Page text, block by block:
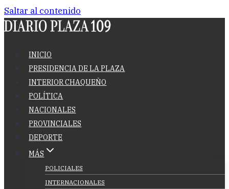
Saltar al contenido
INICIO
PRESIDENCIA DE LA PLAZA
INTERIOR CHAQUEÑO
POLÍTICA
NACIONALES
PROVINCIALES
DEPORTE
MÁS
POLICIALES
INTERNACIONALES